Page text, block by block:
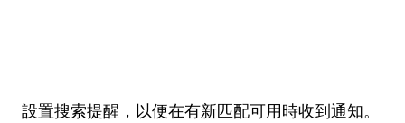
設置搜索提醒，以便在有新匹配可用時收到通知。